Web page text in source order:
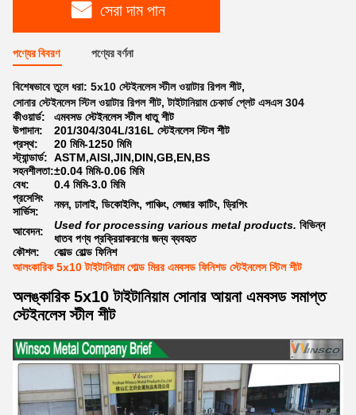
সেরা দাম পান
পণ্যের বিবরণ পণ্যের বর্ণনা
বিশেষভাবে তুলে ধরা: 5x10 স্টেইনলেস স্টীল ওয়াটার রিপল শীট,
সোনার স্টেইনলেস স্টিল ওয়াটার রিপল শীট,টাইটানিয়াম চেকার্ড প্লেট এসএস 304
কীওয়ার্ড:
এমবসড স্টেইনলেস স্টীল ধাতু শীট
উপাদান:
201/304/304L/316L স্টেইনলেস স্টিল শীট
প্রস্থ:
20 মিমি-1250 মিমি
স্ট্যান্ডার্ড: ASTM,AISI,JIN,DIN,GB,EN,BS
সহনশীলতা:±0.04 মিমি-0.06 মিমি
বেধ:
0.4 মিমি-3.0 মিমি
প্রসেসিং
সার্ভিস:
নমন, ঢালাই, ডিকোইলিং, পাঞ্চিং, লেজার কাটিং, ড্রিপিং
আবেদন: Used for processing various metal products. বিভিন্ন
ধাতব পণ্য প্রক্রিয়াকরণের জন্য ব্যবহৃত
কৌশল:
কোল্ড রোল্ড ফিনিশ
আলংকারিক 5x10 টাইটানিয়াম গোল্ড মিরর এমবসড ফিনিশড স্টেইনলেস স্টিল শীট
অলঙ্কারিক 5x10 টাইটানিয়াম সোনার আয়না এমবসড সমাপ্ত
স্টেইনলেস স্টীল শীট